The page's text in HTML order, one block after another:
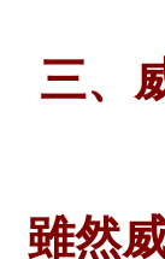
三、
雖然